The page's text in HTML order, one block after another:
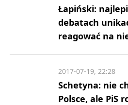
Łapiński:
debatach
reagować na
Schetyna: nie
Polsce, ale PiS
2017-07-19, 22:28